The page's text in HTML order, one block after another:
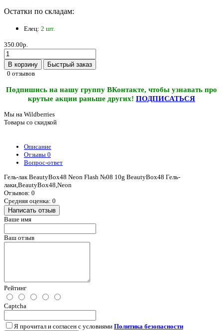
Остатки по складам:
Елец: 2 шт.
350.00р.
В корзину
Быстрый заказ
0 отзывов
Подпишись на нашу группу ВКонтакте, чтобы узнавать про
крутые акции раньше других! ПОДПИСАТЬСЯ
Мы на Wildberries
Товары со скидкой
Описание
Отзывы 0
Вопрос-ответ
Гель-лак BeautyBox48 Neon Flash №08 10g BeautyBox48 Гель-
лаки,BeautyBox48,Neon
Отзывов: 0
Средняя оценка: 0
Написать отзыв
Ваше имя
Ваш отзыв
Рейтинг
Captcha
Я прочитал и согласен с условиями Политика безопасности